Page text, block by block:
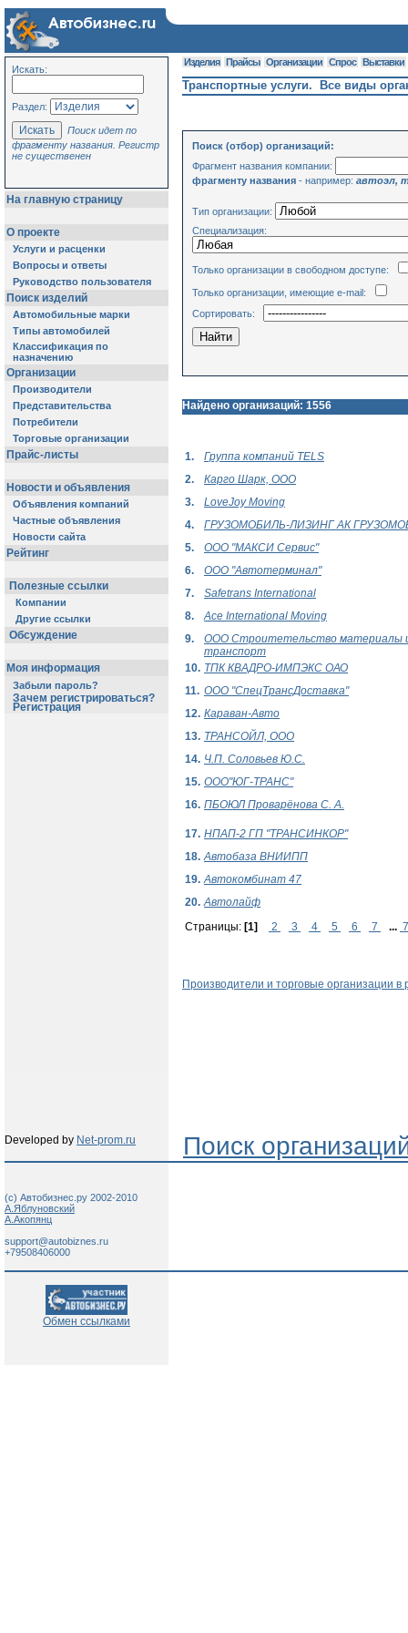
Искать:
Раздел:
Поиск идет по
фрагменту названия. Регистр
не существенен
На главную страницу
О проекте
Услуги и расценки
Вопросы и ответы
Руководство пользователя
Поиск изделий
Автомобильные марки
Типы автомобилей
Классификация по
назначению
Организации
Производители
Представительства
Потребители
Торговые организации
Прайс-листы
Новости и объявления
Объявления компаний
Частные объявления
Новости сайта
Рейтинг
Полезные ссылки
Компании
Другие ссылки
Обсуждение
Моя информация
Забыли пароль?
Зачем регистрироваться?
Регистрация
Изделия Прайсы Организации Спрос Выставки
Транспортные услуги. Все виды
Поиск (отбор) организаций:
Фрагмент названия компании:
фрагменту названия - например: автоэл,
Тип организации:
Специализация:
Только организации в свободном доступе:
Только организации, имеющие e-mail:
Сортировать:
Найдено организаций: 1556
1.
Группа компаний TELS
2.
Карго Шарк, ООО
3.
LoveJoy Moving
4.
ГРУЗОМОБИЛЬ-ЛИЗИНГ АК
5.
ООО "МАКСИ Сервис"
6.
ООО "Автотерминал"
7.
Safetrans International
8.
Ace International Moving
9.
ООО Строитетельство материалы
транспорт
10. ТПК КВАДРО-ИМПЭКС ОАО
11. ООО "СпецТрансДоставка"
12. Караван-Авто
13. ТРАНСОЙЛ, ООО
14. Ч.П. Соловьев Ю.С.
15. ООО"ЮГ-ТРАНС"
16. ПБОЮЛ Проварёнова С. А.
17. НПАП-2 ГП "ТРАНСИНКОР"
18. Автобаза ВНИИПП
19. Автокомбинат 47
20. Автолайф
Страницы: [1] 2 3 4 5 6 7 ...
Производители и торговые организации в
Developed by Net-prom.ru Поиск
(c) Автобизнес.ру 2002-2010
А.Яблуновский
А.Акопянц
support@autobiznes.ru
+79508406000
Обмен ссылками